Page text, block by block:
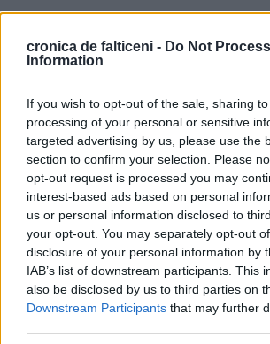
cronica de falticeni - Do Not
Information
If you wish to opt-out of the sale, sharing
processing of your personal or sensitive
targeted advertising by us, please use the
section to confirm your selection. Please
opt-out request is processed you may
interest-based ads based on personal
us or personal information disclosed to
your opt-out. You may separately opt-out
disclosure of your personal information by
IAB’s list of downstream participants. This
also be disclosed by us to third parties on
Downstream Participants that may further